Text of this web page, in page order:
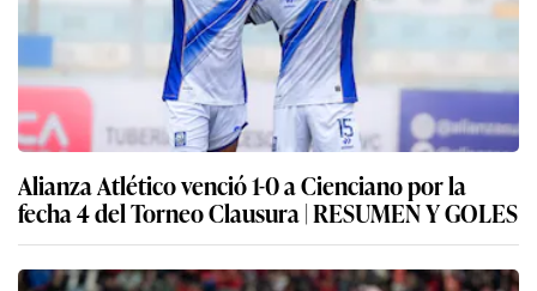
Alianza Atlético venció 1-0 a Cienciano por la
fecha 4 del Torneo Clausura | RESUMEN Y GOLES